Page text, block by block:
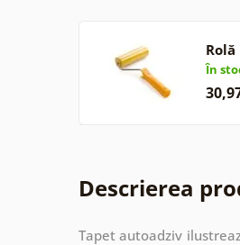
În
Descrierea
Tapet autoadziv